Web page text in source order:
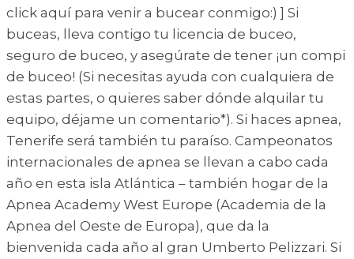
click aquí para venir a bucear conmigo:) ] Si
buceas, lleva contigo tu licencia de buceo,
seguro de buceo, y asegúrate de tener ¡un compi
de buceo! (Si necesitas ayuda con cualquiera de
estas partes, o quieres saber dónde alquilar tu
equipo, déjame un comentario*). Si haces apnea,
Tenerife será también tu paraíso. Campeonatos
internacionales de apnea se llevan a cabo cada
año en esta isla Atlántica – también hogar de la
Apnea Academy West Europe (Academia de la
Apnea del Oeste de Europa), que da la
bienvenida cada año al gran Umberto Pelizzari. Si